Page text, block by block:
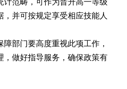
计范畴，可作为晋升高一等级
并可按规定享受相应技能人
部门要高度重视此项工作，
，做好指导服务，确保政策有